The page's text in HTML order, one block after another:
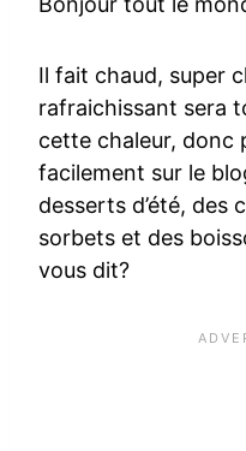
Il fait chaud, super
rafraichissant sera
cette chaleur, donc
facilement sur le
desserts d’été, des
sorbets et des
vous dit?